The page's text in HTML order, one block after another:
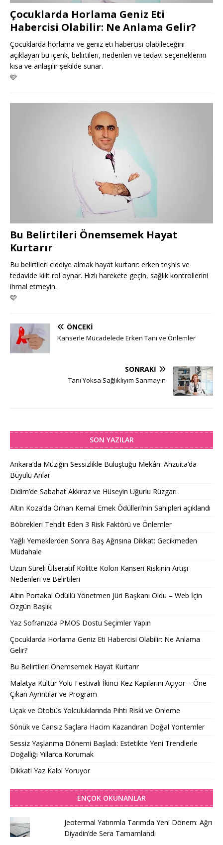
Çocuklarda Horlama Geniz Eti
Habercisi Olabilir: Ne Anlama Gelir?
Çocuklarda horlama ve geniz eti habercisi olabileceğini
açıklayan bu içerik, belirtileri, nedenleri ve tedavi seçeneklerini
kısa ve anlaşılır şekilde sunar.
🩷
Bu Belirtileri Önemsemek Hayat
Kurtarır
Bu belirtileri ciddiye almak hayat kurtarır: erken teşhis ve
tedavide kilit rol oynar. Hızlı harekete geçin, sağlık kontrollerini
ihmal etmeyin.
🩷
ÖNCEKI
Kanserle Mücadelede Erken Tanı ve Önlemler
SONRAKI
Tanı Yoksa Sağlıklıyım Sanmayın
SON YAZILAR
Ankara’da Müziğin Sessizlikle Buluştuğu Mekân: Ahzuita’da
Büyülü Anlar
Didim’de Sabahat Akkıraz ve Hüseyin Uğurlu Rüzgarı
Altın Koza’da Orhan Kemal Emek Ödülleri’nin Sahipleri açıklandı
Böbrekleri Tehdit Eden 3 Risk Faktörü ve Önlemler
Yağlı Yemeklerden Sonra Baş Ağrısına Dikkat: Gecikmeden
Müdahale
Uzun Süreli Ülseratif Kolitte Kolon Kanseri Riskinin Artışı
Nedenleri ve Belirtileri
Altın Portakal Ödüllü Yönetmen Jüri Başkanı Oldu – Web İçin
Özgün Başlık
Yaz Sofranızda PMOS Dostu Seçimler Yapın
Çocuklarda Horlama Geniz Eti Habercisi Olabilir: Ne Anlama
Gelir?
Bu Belirtileri Önemsemek Hayat Kurtarır
Malatya Kültür Yolu Festivali İkinci Kez Kapılarını Açıyor – Öne
Çıkan Ayrıntılar ve Program
Uçak ve Otobüs Yolculuklarında Pıhtı Riski ve Önleme
Sönük ve Cansız Saçlara Hacim Kazandıran Doğal Yöntemler
Sessiz Yaşlanma Dönemi Başladı: Estetikte Yeni Trendlerle
Doğallığı Yıllarca Korumak
Dikkat! Yaz Kalbi Yoruyor
ENÇOK OKUNANLAR
Jeotermal Yatırımla Tarımda Yeni Dönem: Ağrı
Diyadin’de Sera Tamamlandı